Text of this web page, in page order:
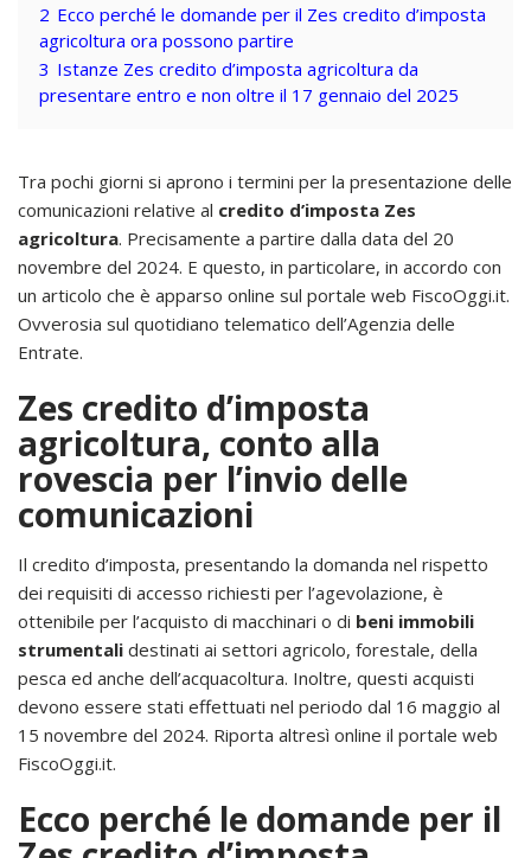
2 Ecco perché le domande per il Zes credito d’imposta
agricoltura ora possono partire
3 Istanze Zes credito d’imposta agricoltura da
presentare entro e non oltre il 17 gennaio del 2025
Tra pochi giorni si aprono i termini per la presentazione delle
comunicazioni relative al credito d’imposta Zes
agricoltura. Precisamente a partire dalla data del 20
novembre del 2024. E questo, in particolare, in accordo con
un articolo che è apparso online sul portale web FiscoOggi.it.
Ovverosia sul quotidiano telematico dell’Agenzia delle
Entrate.
Zes credito d’imposta
agricoltura, conto alla
rovescia per l’invio delle
comunicazioni
Il credito d’imposta, presentando la domanda nel rispetto
dei requisiti di accesso richiesti per l’agevolazione, è
ottenibile per l’acquisto di macchinari o di beni immobili
strumentali destinati ai settori agricolo, forestale, della
pesca ed anche dell’acquacoltura. Inoltre, questi acquisti
devono essere stati effettuati nel periodo dal 16 maggio al
15 novembre del 2024. Riporta altresì online il portale web
FiscoOggi.it.
Ecco perché le domande per il